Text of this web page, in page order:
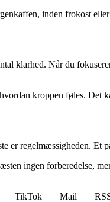
inden frokost
klarhed. Når du
kroppen føles.
regelmæssigheden. Et
ingen forberedelse,
TikTok Mail